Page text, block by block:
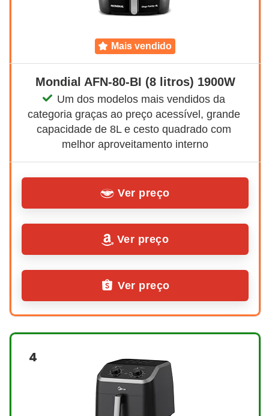
mais vendido
Mondial AFN-80-BI (8 litros) 1900W
Um dos modelos mais vendidos da
categoria graças ao preço acessível, grande
capacidade de 8L e cesto quadrado com
melhor aproveitamento interno
Ver preço
Ver preço
Ver preço
4